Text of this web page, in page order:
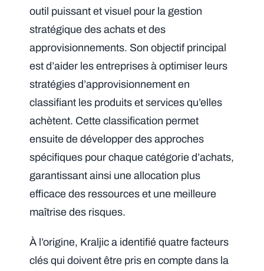
outil puissant et visuel pour la gestion
stratégique des achats et des
approvisionnements. Son objectif principal
est d’aider les entreprises à optimiser leurs
stratégies d’approvisionnement en
classifiant les produits et services qu’elles
achètent. Cette classification permet
ensuite de développer des approches
spécifiques pour chaque catégorie d’achats,
garantissant ainsi une allocation plus
efficace des ressources et une meilleure
maîtrise des risques.
À l’origine, Kraljic a identifié quatre facteurs
clés qui doivent être pris en compte dans la